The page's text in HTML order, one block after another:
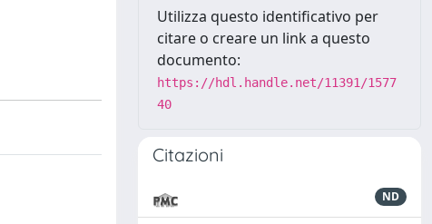
Utilizza questo identificativo per
citare o creare un link a questo
documento:
https://hdl.handle.net/11391/1577
40
Citazioni
ND